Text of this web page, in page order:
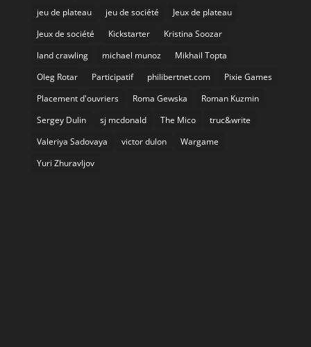
jeu de plateau
jeu de société
Jeux de plateau
Jeux de société
Kickstarter
Kristina Soozar
land crawling
michael munoz
Mikhail Topta
Oleg Rotar
Participatif philibertnet.com
Pixie Games
Placement d'ouvriers
Roma Gewska
Roman Kuzmin
Sergey Dulin
sj mcdonald The Mico
truc&write
Valeriya Sadovaya
victor dulon
Wargame
Yuri Zhuravljov